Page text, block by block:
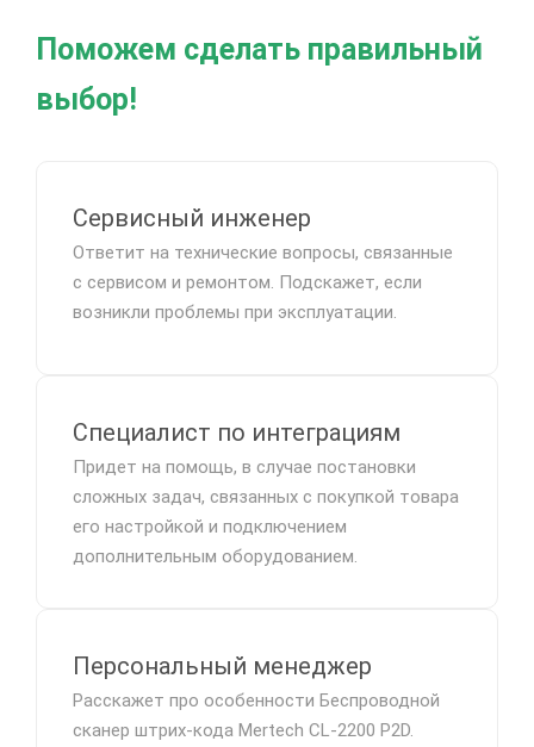
Поможем сделать правильный
выбор!
Сервисный инженер
Ответит на технические вопросы, связанные
с сервисом и ремонтом. Подскажет, если
возникли проблемы при эксплуатации.
Специалист по интеграциям
Придет на помощь, в случае постановки
сложных задач, связанных с покупкой товара
его настройкой и подключением
дополнительным оборудованием.
Персональный менеджер
Расскажет про особенности Беспроводной
сканер штрих-кода Mertech CL-2200 P2D.